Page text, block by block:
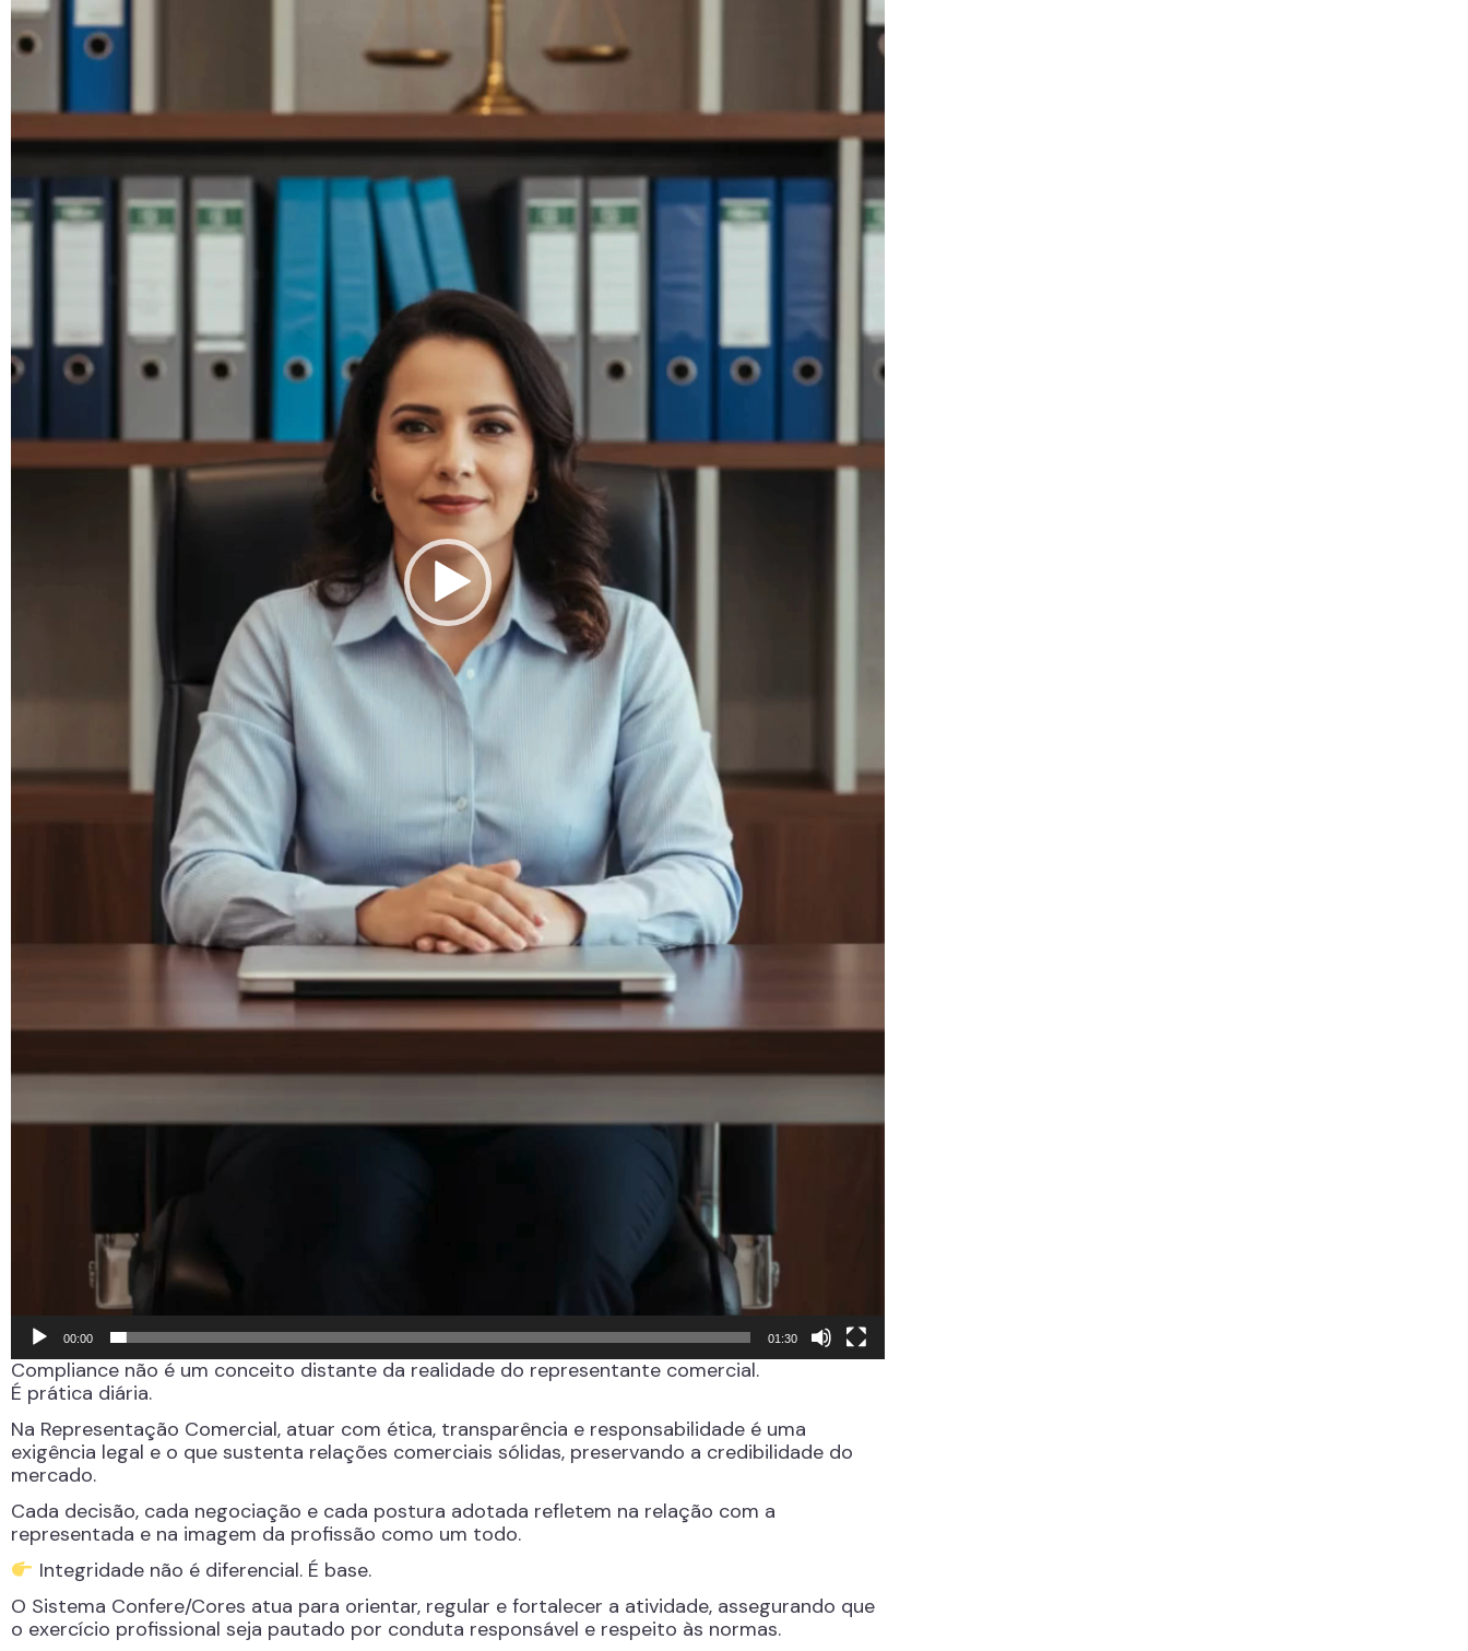
00:00 01:30
Compliance não é um conceito distante da realidade do representante comercial.
É prática diária.
Na Representação Comercial, atuar com ética, transparência e responsabilidade é uma
exigência legal e o que sustenta relações comerciais sólidas, preservando a credibilidade do
mercado.
Cada decisão, cada negociação e cada postura adotada refletem na relação com a
representada e na imagem da profissão como um todo.
Integridade não é diferencial. É base.
O Sistema Confere/Cores atua para orientar, regular e fortalecer a atividade, assegurando que
o exercício profissional seja pautado por conduta responsável e respeito às normas.